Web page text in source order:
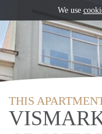
THIS
We use